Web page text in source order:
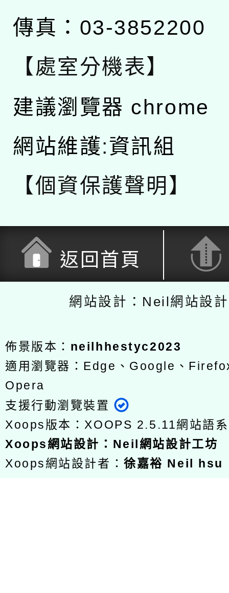
傳真：03-3852200
【處室分機表】
建議瀏覽器 chrome
網站維護:資訊組
【個資保護聲明】
返回首頁
網站設計：Neil網站設
佈景版本： neilhhestyc2023
適用瀏覽器：Edge、Google、
Opera
支援行動瀏覽裝置
Xoops版本：XOOPS 2.5.11網站語
Xoops網站設計 ： Neil網站設計工坊
Xoops網站設計者：徐嘉裕 Neil hsu